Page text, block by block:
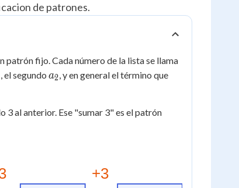
de patrones.
patrón fijo. Cada número de la lista se llama
, el segundo a_2
a2, y en general el término que
3 al anterior. Ese "sumar 3" es el patrón
+3